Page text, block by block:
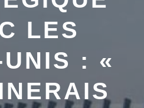
LES
UNIS : «